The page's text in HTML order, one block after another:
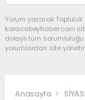
Yorum yazarak Topluluk
karacabeyhaber.com
dolaylı tüm sorumluluğu
yorumlardan site
Anasayfa